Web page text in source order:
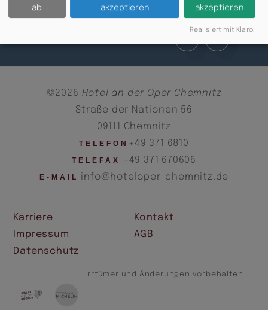
©2026 Hotel an der Oper Chemnitz
Straße der Nationen 56
09111 Chemnitz
TELEFON +49 371 6810
TELEFAX +49 371 670606
E-MAIL info@hoteloper-chemnitz.de
Karriere
Kontakt
Impressum
AGB
Datenschutz
Irrtümer und Änderungen vorbehalten
ab
akzeptieren
akzeptieren
Realisiert mit Klaro!